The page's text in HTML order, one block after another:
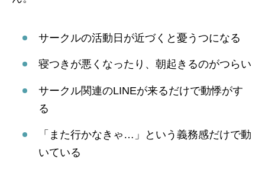
サークルの活動日が近づくと憂うつになる
寝つきが悪くなったり、朝起きるのがつらい
サークル関連のLINEが来るだけで動悸がす
る
「また行かなきゃ…」という義務感だけで動
いている